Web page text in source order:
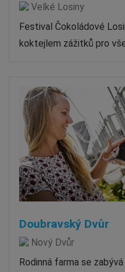
Velké Losiny
Festival Čokoládové
koktejlem zážitků pro
Doubravský Dvůr
Nový Dvůr
Rodinná farma se